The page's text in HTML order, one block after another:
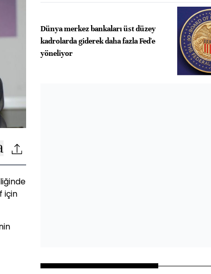
için
Dünya merkez bankaları üst düzey
kadrolarda giderek daha fazla Fed'e
yöneliyor